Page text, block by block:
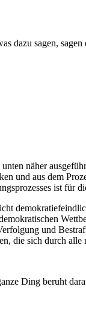
dazu sagen, sagen
näher
und aus dem
ist für
und
die sich durch
Ding beruht